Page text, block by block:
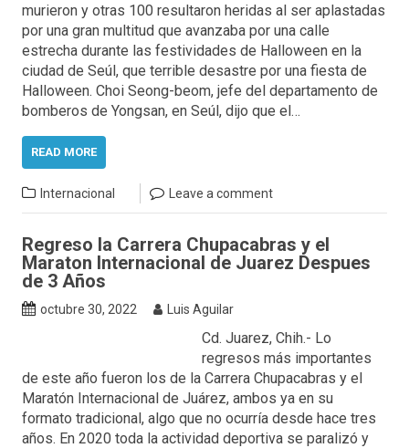
murieron y otras 100 resultaron heridas al ser aplastadas
por una gran multitud que avanzaba por una calle
estrecha durante las festividades de Halloween en la
ciudad de Seúl, que terrible desastre por una fiesta de
Halloween. Choi Seong-beom, jefe del departamento de
bomberos de Yongsan, en Seúl, dijo que el…
READ MORE
Internacional Leave a comment
Regreso la Carrera Chupacabras y el
Maraton Internacional de Juarez Despues
de 3 Años
octubre 30, 2022 Luis Aguilar
Cd. Juarez, Chih.- Lo
regresos más importantes
de este año fueron los de la Carrera Chupacabras y el
Maratón Internacional de Juárez, ambos ya en su
formato tradicional, algo que no ocurría desde hace tres
años. En 2020 toda la actividad deportiva se paralizó y